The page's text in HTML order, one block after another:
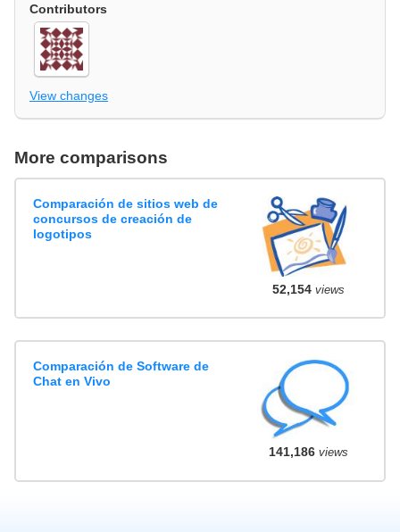
Contributors
View changes
More comparisons
Comparación de sitios web de
concursos de creación de
logotipos
52,154views
Comparación de Software de
Chat en Vivo
141,186views